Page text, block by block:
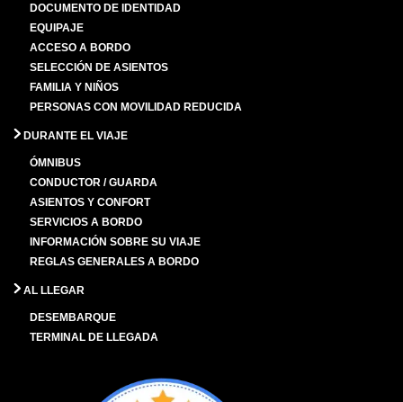
DOCUMENTO DE IDENTIDAD
EQUIPAJE
ACCESO A BORDO
SELECCIÓN DE ASIENTOS
FAMILIA Y NIÑOS
PERSONAS CON MOVILIDAD REDUCIDA
DURANTE EL VIAJE
ÓMNIBUS
CONDUCTOR / GUARDA
ASIENTOS Y CONFORT
SERVICIOS A BORDO
INFORMACIÓN SOBRE SU VIAJE
REGLAS GENERALES A BORDO
AL LLEGAR
DESEMBARQUE
TERMINAL DE LLEGADA